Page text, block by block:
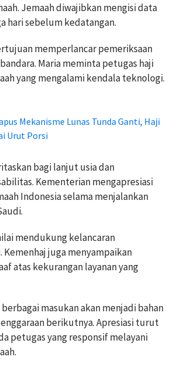
Jemaah diwajibkan mengisi data
hari sebelum kedatangan.
memperlancar pemeriksaan
Maria meminta petugas haji
yang mengalami kendala teknologi.
Mekanisme Lunas Tunda Ganti, Haji
Urut Porsi
bagi lanjut usia dan
Kementerian mengapresiasi
Indonesia selama menjalankan
mendukung kelancaran
Kemenhaj juga menyampaikan
atas kekurangan layanan yang
masukan akan menjadi bahan
berikutnya. Apresiasi turut
petugas yang responsif melayani